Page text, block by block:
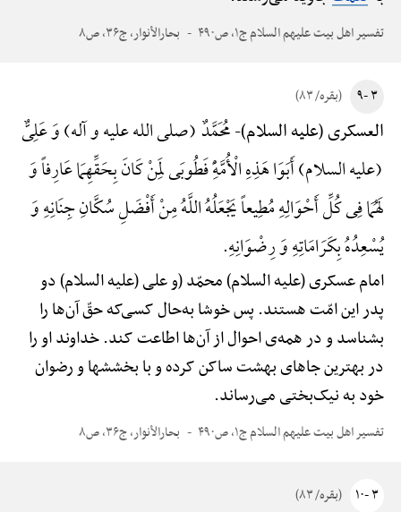
تفسیر اهل بیت علیهم السلام ج۱، ص۴۹۰ بحارالأنوار، ج۳۶، ص۸
۳ -۹ (بقره/ ۸۳)
العسکری (علیه السلام)-مُحَمَّدٌ (صلی الله علیه و آله) وَ عَلِیٌّ
(علیه السلام) أَبَوَا هَذِهِ الْأُمَّهًِْ فَطُوبَی لِمَنْ کَانَ بِحَقِّهِمَا عَارِفاً وَ
لَهُمَا فِی کُلِّ أَحْوَالِهِ مُطِیعاً یَجْعَلُهُ اللَّهُ مِنْ أَفْضَلِ سُکَّانِ جِنَانِهِ وَ
یُسْعِدُهُ بِکَرَامَاتِهِ وَ رِضْوَانِهِ.
امام عسکری (علیه السلام) محمّد (و علی (علیه السلام) دو
پدر این امّت هستند. پس خوشا به‌حال کسی‌که حقّ آن‌ها را
بشناسد و در همه‌ی احوال از آن‌ها اطاعت کند. خداوند او را
در بهترین جاهای بهشت ساکن کرده و با بخششها و رضوان
خود به نیک‌بختی می‌رساند.
تفسیر اهل بیت علیهم السلام ج۱، ص۴۹۰ بحارالأنوار، ج۳۶، ص۸
۳ -۱۰ (بقره/ ۸۳)